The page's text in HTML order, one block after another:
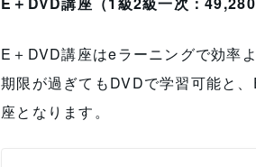
E＋DVD講座はeラーニングで効率
期限が過ぎてもDVDで学習可能と
座となります。